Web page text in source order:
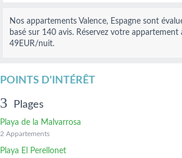
Nos appartements Valence, Espagne sont
basé sur 140 avis. Réservez votre appartement
49EUR/nuit.
POINTS D'INTÉRÊT
Plages
Playa de la Malvarrosa
2 Appartements
Playa El Perellonet